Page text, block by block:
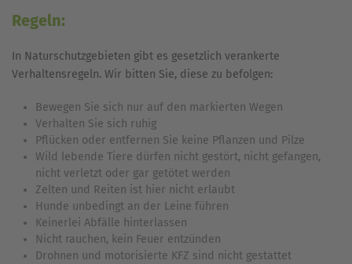
Regeln:
In Naturschutzgebieten gibt es gesetzlich verankerte
Verhaltensregeln. Wir bitten Sie, diese zu befolgen:
Bewegen Sie sich nur auf den markierten Wegen
Verhalten Sie sich ruhig
Pflücken oder entfernen Sie keine Pflanzen und Pilze
Wild lebende Tiere dürfen nicht gestört, nicht gefangen,
nicht verletzt oder gar getötet werden
Zelten und Reiten ist hier nicht erlaubt
Hunde unbedingt an der Leine führen
Keinerlei Abfälle hinterlassen
Nicht rauchen, kein Feuer entzünden
Drohnen und motorisierte KFZ sind nicht gestattet